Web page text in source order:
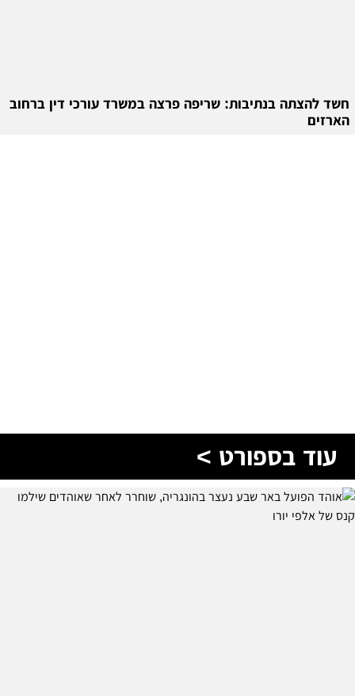
חשד להצתה בנתיבות: שריפה פרצה במשרד עורכי דין ברחוב
הארזים
עוד בספורט >